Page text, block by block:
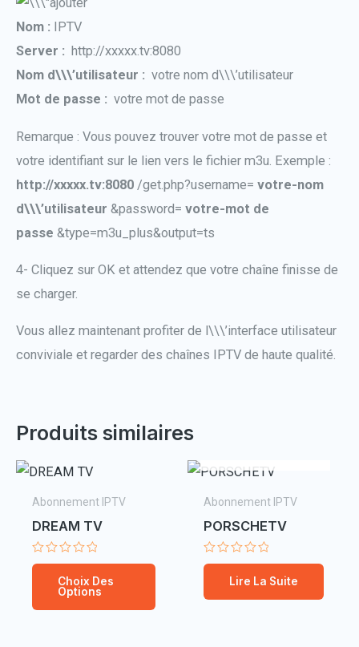
Nom : IPTV
Server : http://xxxxx.tv:8080
Nom d\\\’utilisateur : votre nom d\\\’utilisateur
Mot de passe : votre mot de passe
Remarque : Vous pouvez trouver votre mot de passe et
votre identifiant sur le lien vers le fichier m3u. Exemple :
http://xxxxx.tv:8080 /get.php?username= votre-nom
d\\\’utilisateur &password= votre-mot de
passe &type=m3u_plus&output=ts
4- Cliquez sur OK et attendez que votre chaîne finisse de
se charger.
Vous allez maintenant profiter de l\\\’interface utilisateur
conviviale et regarder des chaînes IPTV de haute qualité.
Produits similaires
Abonnement IPTV
DREAM TV
Note
Choix Des
Options
Ce
Abonnement IPTV
PORSCHETV
Note
5
Lire La Suite